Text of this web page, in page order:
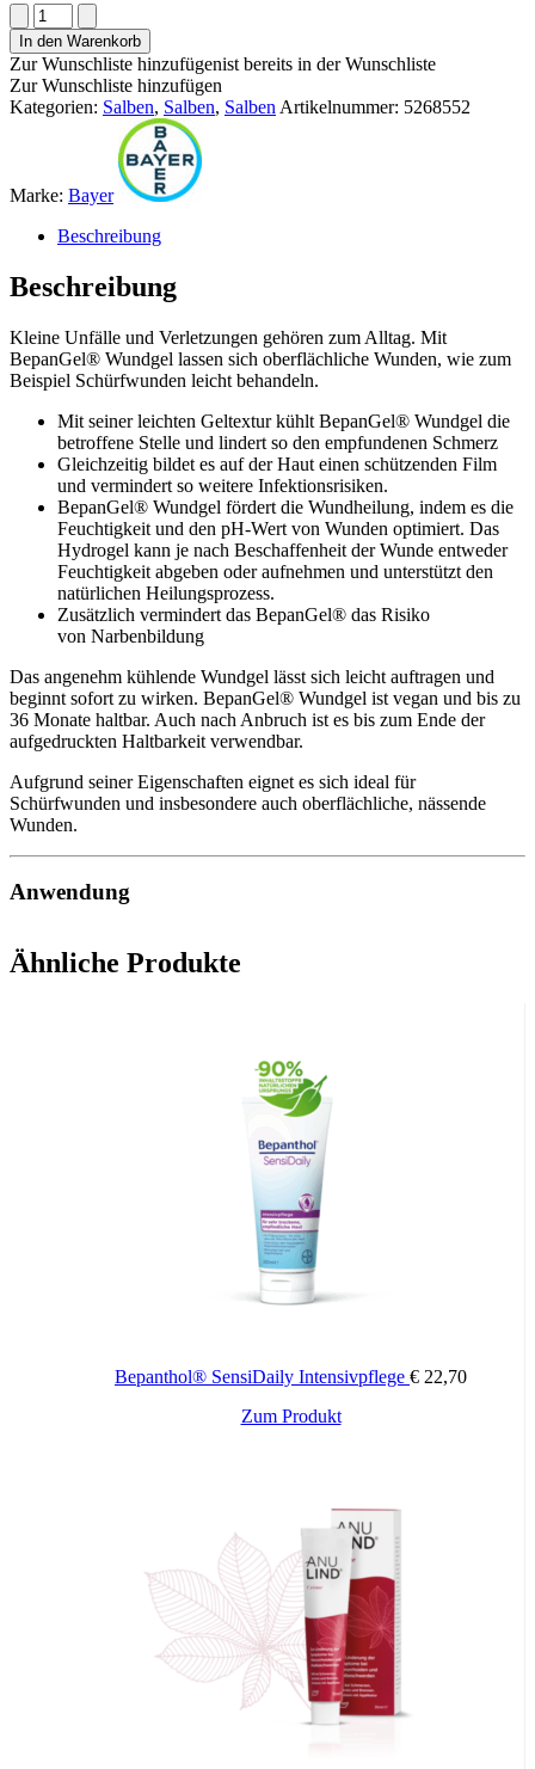
BepanGel®
Wundgel
Menge
In den Warenkorb
Zur Wunschliste hinzufügenist bereits in der Wunschliste
Zur Wunschliste hinzufügen
Kategorien: Salben, Salben, Salben Artikelnummer: 5268552
Marke: Bayer
Beschreibung
Beschreibung
Kleine Unfälle und Verletzungen gehören zum Alltag. Mit
BepanGel® Wundgel lassen sich oberflächliche Wunden, wie zum
Beispiel Schürfwunden leicht behandeln.
Mit seiner leichten Geltextur kühlt BepanGel® Wundgel die
betroffene Stelle und lindert so den empfundenen Schmerz
Gleichzeitig bildet es auf der Haut einen schützenden Film
und vermindert so weitere Infektionsrisiken.
BepanGel® Wundgel fördert die Wundheilung, indem es die
Feuchtigkeit und den pH-Wert von Wunden optimiert. Das
Hydrogel kann je nach Beschaffenheit der Wunde entweder
Feuchtigkeit abgeben oder aufnehmen und unterstützt den
natürlichen Heilungsprozess.
Zusätzlich vermindert das BepanGel® das Risiko
von Narbenbildung
Das angenehm kühlende Wundgel lässt sich leicht auftragen und
beginnt sofort zu wirken. BepanGel® Wundgel ist vegan und bis zu
36 Monate haltbar. Auch nach Anbruch ist es bis zum Ende der
aufgedruckten Haltbarkeit verwendbar.
Aufgrund seiner Eigenschaften eignet es sich ideal für
Schürfwunden und insbesondere auch oberflächliche, nässende
Wunden.
Anwendung
Wundbehandlung die Hände gründlich waschen.
Wiederholen Sie die Anwendung bei Bedarf und verwenden
Sie jedes Mal einen neuen Verband oder ein neues Pflaster.
BepanGel® Wundgel fördert die Wundheilung kleiner,
oberflächlicher Wunden, indem es die Feuchtigkeit und den pH-
Wert von Wunden optimiert. Somit wird die passende Umgebung
für die Wundheilung geschaffen. Das Wundgel ist leicht kühlend,
lindert so den empfundenen Schmerz und bildet zudem einen
schützenden Film, welcher weitere Infektionsrisiken reduziert.
Wunde durch Feuchtigkeitsabgabe, sondern kann durch seine
Inhaltsstoffe auch Feuchtigkeit aufnehmen. Auf diese Weise
können sich Zellen in der feuchten Wunde freier bewegen, die
Bitte die Packungsbeilage mit umfassenden Informationen zu
Kontraindikationen, Warnungen und Vorsichtsmaßnahmen beachten
Ähnliche Produkte
Bepanthol® SensiDaily Intensivpflege € 22,70
Zum Produkt